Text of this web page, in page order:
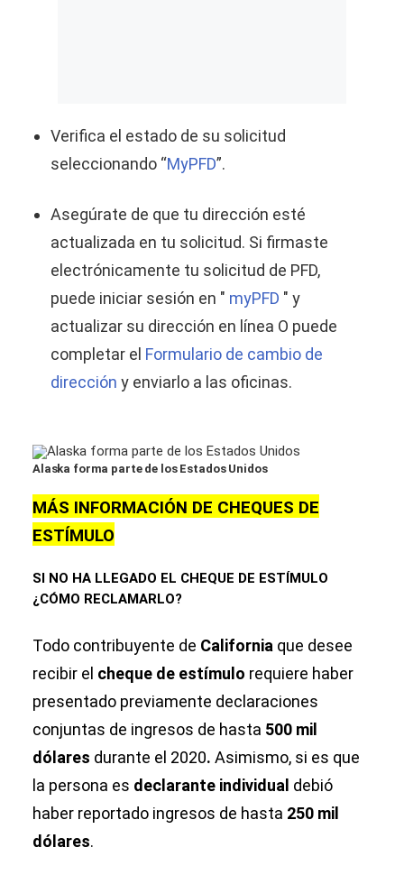
Verifica el estado de su solicitud
seleccionando “MyPFD”.
Asegúrate de que tu dirección esté
actualizada en tu solicitud. Si firmaste
electrónicamente tu solicitud de PFD,
puede iniciar sesión en " myPFD " y
actualizar su dirección en línea O puede
completar el Formulario de cambio de
dirección y enviarlo a las oficinas.
Alaska forma parte de los Estados Unidos
MÁS INFORMACIÓN DE CHEQUES DE
ESTÍMULO
SI NO HA LLEGADO EL CHEQUE DE ESTÍMULO
¿CÓMO RECLAMARLO?
Todo contribuyente de California que desee
recibir el cheque de estímulo requiere haber
presentado previamente declaraciones
conjuntas de ingresos de hasta 500 mil
dólares durante el 2020. Asimismo, si es que
la persona es declarante individual debió
haber reportado ingresos de hasta 250 mil
dólares.